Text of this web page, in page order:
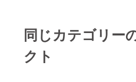
同じカテゴリー
クト